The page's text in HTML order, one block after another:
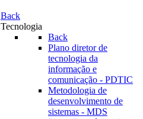
Back
Tecnologia
Back
Plano diretor de
tecnologia da
informação e
comunicação - PDTIC
Metodologia de
desenvolvimento de
sistemas - MDS